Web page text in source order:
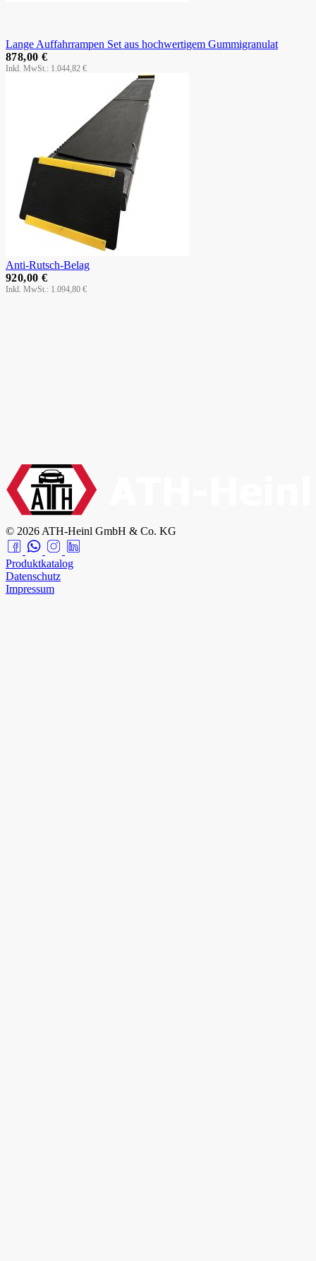
Lange Auffahrrampen Set aus hochwertigem Gummigranulat
1.044,82 €
878,00 €
Anti-Rutsch-Belag
1.094,80 €
920,00 €
© 2026 ATH-Heinl GmbH & Co. KG
Produktkatalog
Datenschutz
Impressum